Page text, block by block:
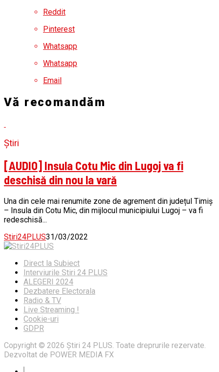
Reddit
Pinterest
Whatsapp
Whatsapp
Email
Vă recomandăm
Știri
[AUDIO] Insula Cotu Mic din Lugoj va fi
deschisă din nou la vară
Una din cele mai renumite zone de agrement din județul Timiș
– Insula din Cotu Mic, din mijlocul municipiului Lugoj – va fi
redeschisă...
Stiri24PLUS31/03/2022
Direct la Subiect
Interviurile Stiri 24 PLUS
ALEGERI 2024
Dezbatere Electorala
Radio & TV
Live Streaming !
Cookie-uri
GDPR
Copyright © 2026 Știri 24 PLUS. Toate dreprurile rezervate.
Dezvoltat de POWER MEDIA FX